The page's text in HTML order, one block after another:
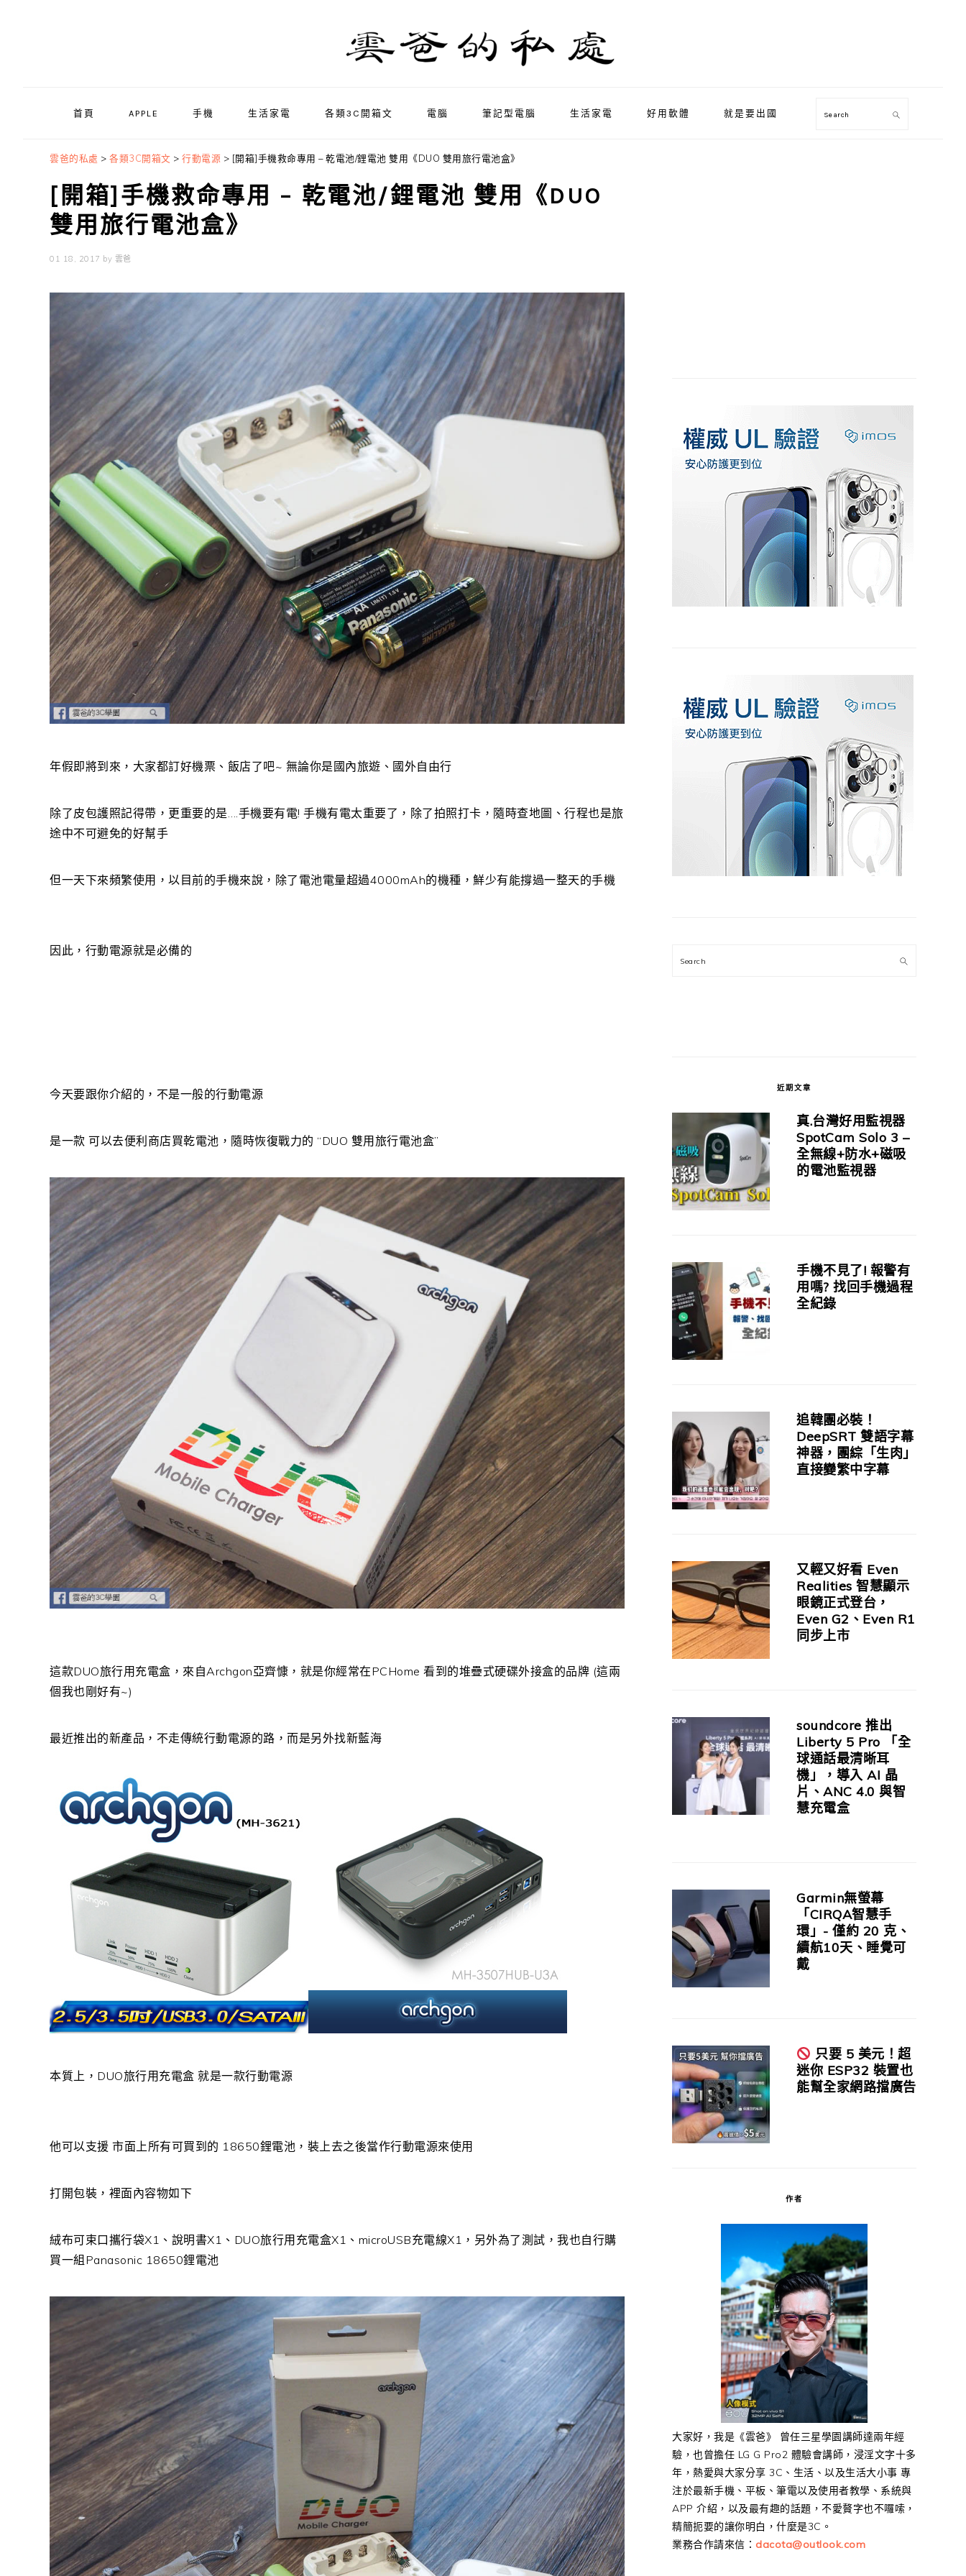
首頁 APPLE 手機 生活家電 各類3C開箱文 電腦 筆記型電腦 生活家電 好用軟體 就是要出國 Search
雲爸的私處 > 各類3C開箱文 > 行動電源 > [開箱]手機救命專用 – 乾電池/鋰電池 雙用《DUO 雙用旅行電池盒》
[開箱]手機救命專用 – 乾電池/鋰電池 雙用《DUO
雙用旅行電池盒》
01 18, 2017 by 雲爸
年假即將到來，大家都訂好機票、飯店了吧~ 無論你是國內旅遊、國外自由行
除了皮包護照記得帶，更重要的是….手機要有電! 手機有電太重要了，除了拍照打卡，隨時查地圖、行程也是旅
途中不可避免的好幫手
但一天下來頻繁使用，以目前的手機來說，除了電池電量超過4000mAh的機種，鮮少有能撐過一整天的手機
因此，行動電源就是必備的
今天要跟你介紹的，不是一般的行動電源
是一款 可以去便利商店買乾電池，隨時恢復戰力的 “DUO 雙用旅行電池盒”
這款DUO旅行用充電盒，來自Archgon亞齊慷，就是你經常在PCHome 看到的堆疊式硬碟外接盒的品牌 (這兩
個我也剛好有~)
最近推出的新產品，不走傳統行動電源的路，而是另外找新藍海
本質上，DUO旅行用充電盒 就是一款行動電源
他可以支援 市面上所有可買到的 18650鋰電池，裝上去之後當作行動電源來使用
打開包裝，裡面內容物如下
絨布可束口攜行袋X1、說明書X1、DUO旅行用充電盒X1、microUSB充電線X1，另外為了測試，我也自行購
買一組Panasonic 18650鋰電池
Search
近期文章
真.台灣好用監視器
SpotCam Solo 3 –
全無線+防水+磁吸
的電池監視器
手機不見了! 報警有
用嗎? 找回手機過程
全紀錄
追韓團必裝！
DeepSRT 雙語字幕
神器，團綜「生肉」
直接變繁中字幕
又輕又好看 Even
Realities 智慧顯示
眼鏡正式登台，
Even G2、Even R1
同步上市
soundcore 推出
Liberty 5 Pro 「全
球通話最清晰耳
機」，導入 AI 晶
片、ANC 4.0 與智
慧充電盒
Garmin無螢幕
「CIRQA智慧手
環」- 僅約 20 克、
續航10天、睡覺可
戴
只要 5 美元！超
迷你 ESP32 裝置也
能幫全家網路擋廣告
作者
大家好，我是《雲爸》 曾任三星學園講師達兩年經
驗，也曾擔任 LG G Pro2 體驗會講師，浸淫文字十多
年，熱愛與大家分享 3C、生活、以及生活大小事 專
注於最新手機、平板、筆電以及使用者教學、系統與
APP 介紹，以及最有趣的話題，不愛贅字也不囉嗦，
精簡扼要的讓你明白，什麼是3C。
業務合作請來信： dacota@outlook.com